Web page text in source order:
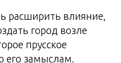
расширить влияние,
город возле
прусское
его замыслам.